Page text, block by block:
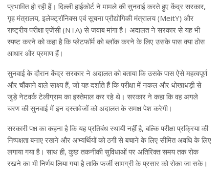
प्रभावित हो रही हैं। दिल्ली हाईकोर्ट ने मामले की सुनवाई करते हुए केंद्र सरकार,
गृह मंत्रालय, इलेक्ट्रॉनिक्स एवं सूचना प्रौद्योगिकी मंत्रालय (MeitY) और
राष्ट्रीय परीक्षा एजेंसी (NTA) से जवाब मांगा है। अदालत ने सरकार से यह भी
स्पष्ट करने को कहा है कि प्लेटफॉर्म को ब्लॉक करने के लिए उसके पास क्या ठोस
आधार और प्रमाण हैं।
सुनवाई के दौरान केंद्र सरकार ने अदालत को बताया कि उसके पास ऐसे महत्वपूर्ण
और चौंकाने वाले साक्ष्य हैं, जो यह दर्शाते हैं कि परीक्षा में नकल और धोखाधड़ी से
जुड़े नेटवर्क टेलीग्राम का इस्तेमाल कर रहे थे। सरकार ने कहा कि वह अगले
चरण की सुनवाई में इन दस्तावेजों को अदालत के समक्ष पेश करेगी।
सरकारी पक्ष का कहना है कि यह प्रतिबंध स्थायी नहीं है, बल्कि परीक्षा प्रक्रिया की
निष्पक्षता बनाए रखने और अभ्यर्थियों को ठगी से बचाने के लिए सीमित अवधि के लिए
लगाया गया है। साथ ही, कुछ तकनीकी सुविधाओं पर अतिरिक्त समय तक रोक
रखने का भी निर्णय लिया गया है ताकि फर्जी सामग्री के प्रसार को रोका जा सके।